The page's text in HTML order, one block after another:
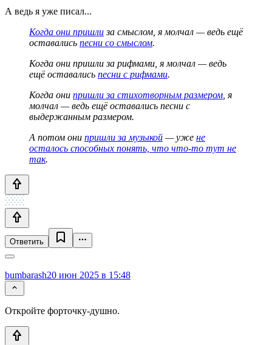
А ведь я уже писал...
Когда они пришлиза смыслом, я молчал — ведь ещё
оставались песни со смыслом.
Когда они пришли за рифмами, я молчал — ведь
ещё оставались песни с рифмами.
Когда они пришли за стихотворным размером , я
молчал — ведь ещё оставались песни с
выдержанным размером.
А потом они пришли за музыкой — уже не
осталось способных понять, что что-то тут не
так.
Ответить
bumbarash20 июн 2025 в 15:48
Откройте форточку-душно.